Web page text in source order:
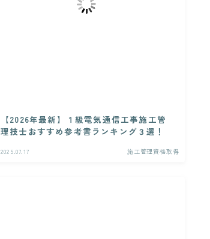
【2026年最新】１級電気通信工事施工管
理技士おすすめ参考書ランキング３選！
2025.07.17 施工管理資格取得